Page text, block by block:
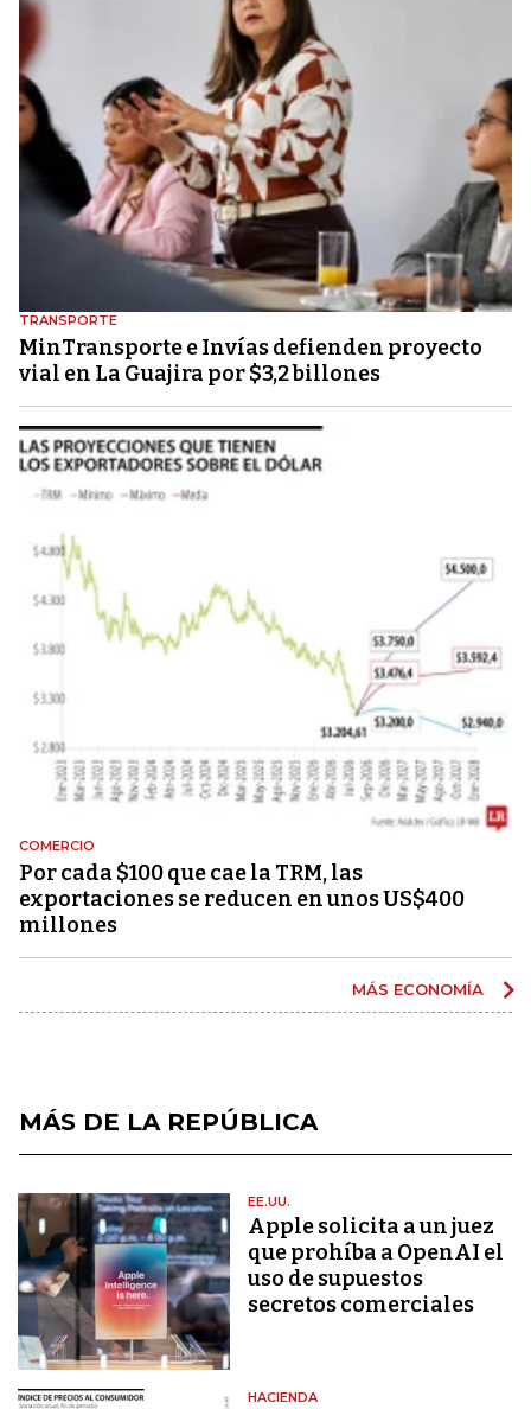
TRANSPORTE
MinTransporte e Invías defienden proyecto
vial en La Guajira por $3,2 billones
COMERCIO
Por cada $100 que cae la TRM, las
exportaciones se reducen en unos US$400
millones
MÁS ECONOMÍA
MÁS DE LA REPÚBLICA
EE.UU.
Apple solicita a un juez
que prohíba a OpenAI el
uso de supuestos
secretos comerciales
HACIENDA